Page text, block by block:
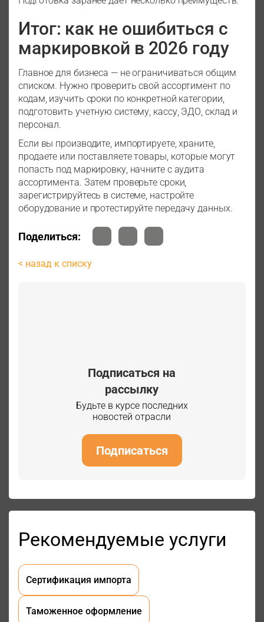
Итог: как не ошибиться с
маркировкой в 2026 году
Главное для бизнеса — не ограничиваться общим
списком. Нужно проверить свой ассортимент по
кодам, изучить сроки по конкретной категории,
подготовить учетную систему, кассу, ЭДО, склад и
персонал.
Если вы производите, импортируете, храните,
продаете или поставляете товары, которые могут
попасть под маркировку, начните с аудита
ассортимента. Затем проверьте сроки,
зарегистрируйтесь в системе, настройте
оборудование и протестируйте передачу данных.
Поделиться:
< назад к списку
Подписаться на
рассылку
Будьте в курсе последних
новостей отрасли
Подписаться
Рекомендуемые услуги
Сертификация импорта
Таможенное оформление